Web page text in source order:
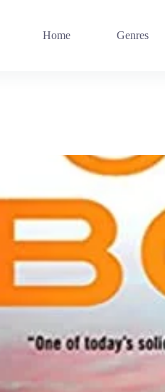
Home Genres